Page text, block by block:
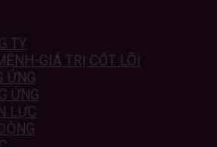
TY
GIÁ TRỊ CỐT LÕI
ỨNG
ỨNG
LỰC